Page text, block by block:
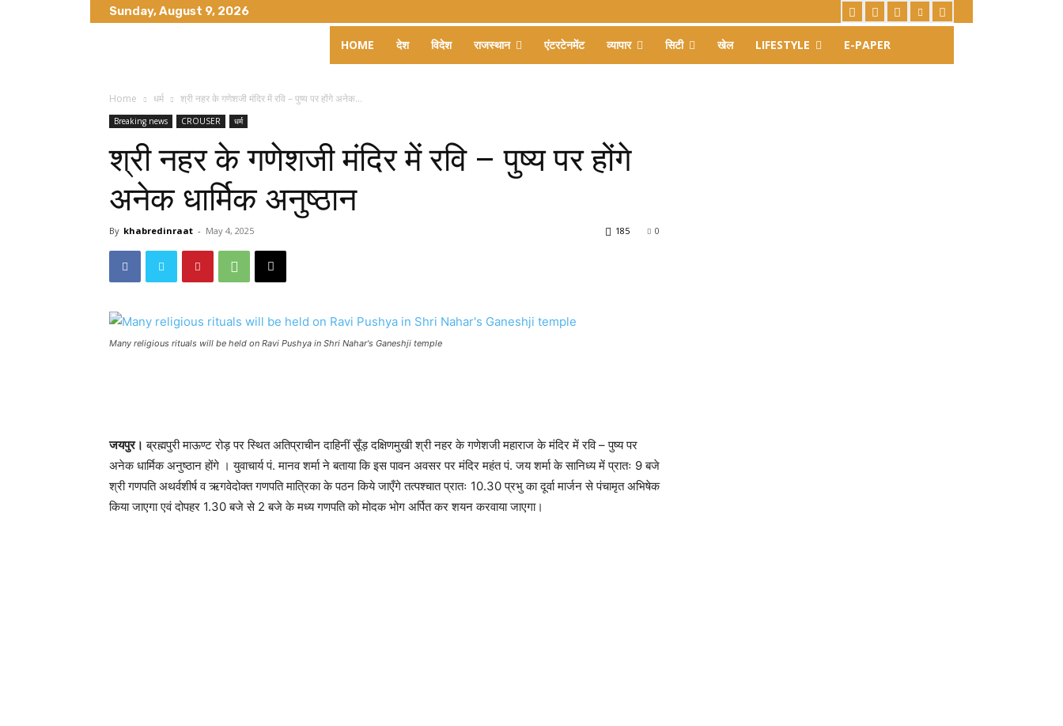
Sunday, August 9, 2026
HOME देश विदेश राजस्थान एंटरटेनमेंट व्यापार सिटी खेल LIFESTYLE E-PAPER
Home धर्म श्री नहर के गणेशजी मंदिर में रवि – पुष्य पर होंगे अनेक...
Breaking news CROUSER धर्म
श्री नहर के गणेशजी मंदिर में रवि – पुष्य पर होंगे
अनेक धार्मिक अनुष्ठान
By khabredinraat - May 4, 2025 0
185
Many religious rituals will be held on Ravi Pushya in Shri Nahar's Ganeshji temple
जयपुर। ब्रह्मपुरी माऊण्ट रोड़ पर स्थित अतिप्राचीन दाहिनीं सूँड़ दक्षिणमुखी श्री नहर के गणेशजी महाराज के मंदिर में रवि – पुष्य पर
अनेक धार्मिक अनुष्ठान होंगे । युवाचार्य पं. मानव शर्मा ने बताया कि इस पावन अवसर पर मंदिर महंत पं. जय शर्मा के सानिध्य में प्रातः 9 बजे
श्री गणपति अथर्वशीर्ष व ऋगवेदोक्त गणपति मात्रिका के पठन किये जाएँगे तत्पश्चात प्रातः 10.30 प्रभु का दूर्वा मार्जन से पंचामृत अभिषेक
किया जाएगा एवं दोपहर 1.30 बजे से 2 बजे के मध्य गणपति को मोदक भोग अर्पित कर शयन करवाया जाएगा।